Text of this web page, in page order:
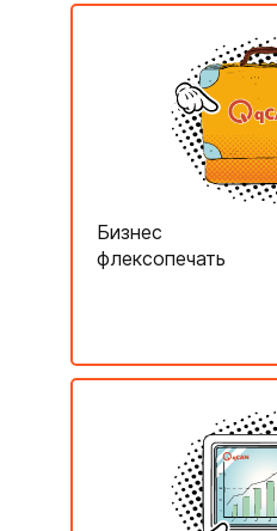
Бизнес
флексопечать